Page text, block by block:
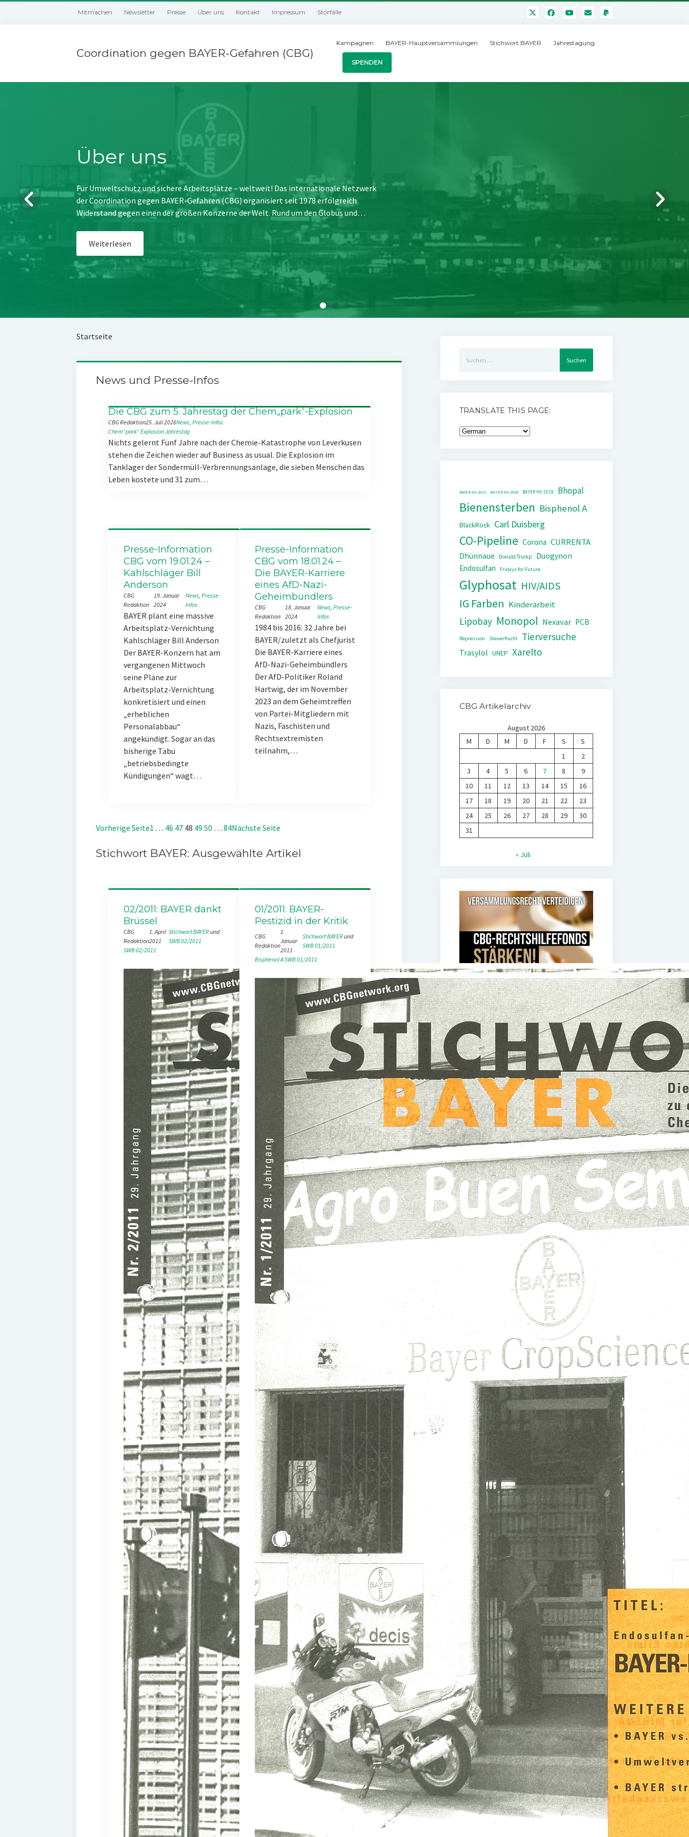
Mitmachen Newsletter Presse Über uns Kontakt Impressum Störfälle
Coordination gegen BAYER-Gefahren (CBG)
Kampagnen BAYER-Hauptversammlungen Stichwort BAYER Jahrestagung
SPENDEN
Über uns
Für Umweltschutz und sichere Arbeitsplätze – weltweit! Das internationale Netzwerk
der Coordination gegen BAYER-Gefahren (CBG) organisiert seit 1978 erfolgreich
Widerstand gegen einen der großen Konzerne der Welt. Rund um den Globus und…
Weiterlesen
Startseite
News und Presse-Infos
Die CBG zum 5. Jahrestag der Chem„park“-Explosion
CBG Redaktion25. Juli 2026News, Presse-Infos
Chem“park“ExplosionJahrestag
Nichts gelernt Fünf Jahre nach der Chemie-Katastrophe von Leverkusen
stehen die Zeichen wieder auf Business as usual. Die Explosion im
Tanklager der Sondermüll-Verbrennungsanlage, die sieben Menschen das
Leben kostete und 31 zum…
Presse-Information
CBG vom 19.01.24 –
Kahlschläger Bill
Anderson
CBG
Redaktion
19. Januar
2024
News, Presse-
Infos
BAYER plant eine massive
Arbeitsplatz-Vernichtung
Kahlschläger Bill Anderson
Der BAYER-Konzern hat am
vergangenen Mittwoch
seine Pläne zur
Arbeitsplatz-Vernichtung
konkretisiert und einen
„erheblichen
Personalabbau“
angekündigt. Sogar an das
bisherige Tabu
„betriebsbedingte
Kündigungen“ wagt…
Presse-Information
CBG vom 18.01.24 –
Die BAYER-Karriere
eines AfD-Nazi-
Geheimbündlers
CBG
Redaktion
18. Januar
2024
News, Presse-
Infos
1984 bis 2016: 32 Jahre bei
BAYER/zuletzt als Chefjurist
Die BAYER-Karriere eines
AfD-Nazi-Geheimbündlers
Der AfD-Politiker Roland
Hartwig, der im November
2023 an dem Geheimtreffen
von Partei-Mitgliedern mit
Nazis, Faschisten und
Rechtsextremisten
teilnahm,…
Vorherige Seite1 … 46 47 48 49 50 … 84Nächste Seite
Stichwort BAYER: Ausgewählte Artikel
02/2011: BAYER dankt
Brüssel
CBG
Redaktion
1. April
2011
Stichwort BAYER
und
SWB 02/2011
SWB 02/2011
01/2011: BAYER-
Pestizid in der Kritik
CBG
Redaktion
1.
Januar
2011
Stichwort BAYER
und
SWB 01/2011
Bisphenol ASWB 01/2011
nach:
TRANSLATE THIS PAGE:
BAYER HV 2011 BAYER HV 2018 BAYER HV 2019 Bhopal
Bienensterben Bisphenol A
BlackRock Carl Duisberg
CO-Pipeline Corona CURRENTA
Dhünnaue Donald Trump
Duogynon
Endosulfan
Fridays for Future
Glyphosat HIV/AIDS
IG Farben Kinderarbeit
Lipobay Monopol Nexavar PCB
Repression Steuerflucht Tierversuche
Trasylol UNEP Xarelto
CBG Artikelarchiv
August 2026
M
D M D F S
S
1
2
3
4 5 6 7 8
9
10
11 12 13 14 15
16
17
18 19 20 21 22
23
24
25 26 27 28 29
30
31
« Juli